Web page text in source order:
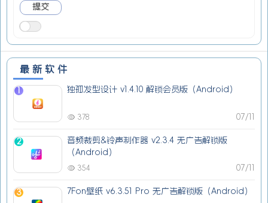
最新软件
1 独孤发型设计 v1.4.10 解锁会员版（Android）
07/11
378
2
音频裁剪&铃声制作器 v2.3.4 无广告解锁版
（Android）
07/11
354
3 7Fon壁纸 v6.3.51 Pro 无广告解锁版（Android）